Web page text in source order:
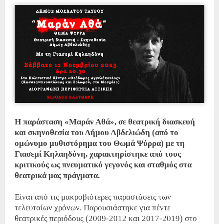
Η παράσταση «Μαράν Αθά», σε θεατρική διασκευή
και σκηνοθεσία του Δήμου Αβδελιώδη (από το
ομώνυμο μυθιστόρημα του Θωμά Ψύρρα) με τη
Γιασεμί Κηλαηδόνη, χαρακτηρίστηκε από τους
κριτικούς ως πνευματικό γεγονός και σταθμός στα
θεατρικά μας πράγματα.
Είναι από τις μακροβιότερες παραστάσεις των
τελευταίων χρόνων. Παρουσιάστηκε για πέντε
θεατρικές περιόδους (2009-2012 και 2017-2019) στο